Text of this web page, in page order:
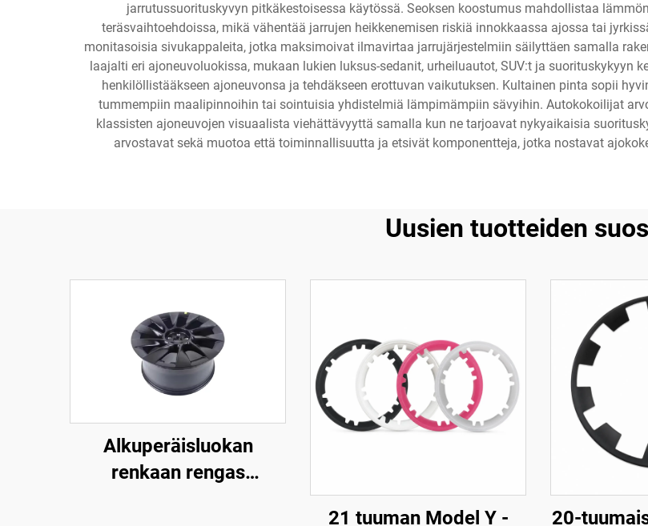
jarrutussuorituskyvyn pitkäkestoisessa käytössä. Seoksen koostumus mahdollistaa
teräsvaihtoehdoissa, mikä vähentää jarrujen heikkenemisen riskiä innokkaassa ajossa tai
monitasoisia sivukappaleita, jotka maksimoivat ilmavirtaa jarrujärjestelmiin säilyttäen samalla
laajalti eri ajoneuvoluokissa, mukaan lukien luksus-sedanit, urheiluautot, SUV:t ja suorituskykyyn
henkilöllistääkseen ajoneuvonsa ja tehdäkseen erottuvan vaikutuksen. Kultainen pinta sopii
tummempiin maalipinnoihin tai sointuisia yhdistelmiä lämpimämpiin sävyihin. Autokokoilijat
klassisten ajoneuvojen visuaalista viehättävyyttä samalla kun ne tarjoavat nykyaikaisia
arvostavat sekä muotoa että toiminnallisuutta ja etsivät komponentteja, jotka nostavat
Uusien tuotteiden
Alkuperäisluokan
renkaan rengas
21 tuuman Model Y -
20-